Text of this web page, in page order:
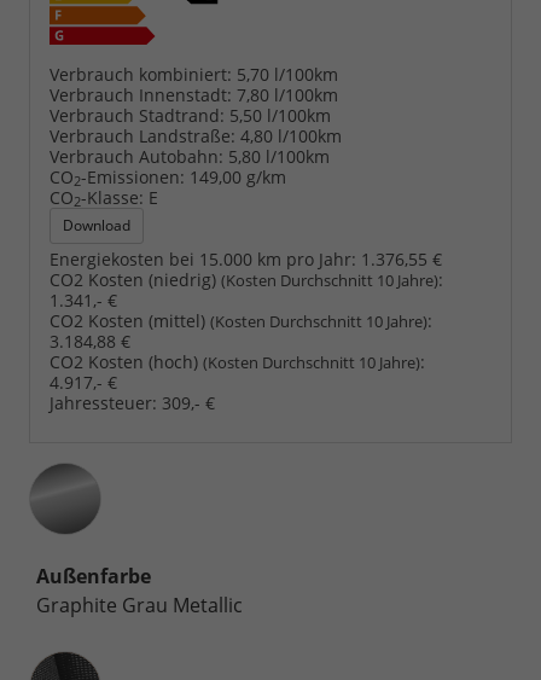
Verbrauch kombiniert: 5,70 l/100km
Verbrauch Innenstadt: 7,80 l/100km
Verbrauch Stadtrand: 5,50 l/100km
Verbrauch Landstraße: 4,80 l/100km
Verbrauch Autobahn: 5,80 l/100km
CO2-Emissionen: 149,00 g/km
CO2-Klasse: E
Download
Energiekosten bei 15.000 km pro Jahr: 1.376,55 €
CO2 Kosten (niedrig) (Kosten Durchschnitt 10 Jahre):
1.341,- €
CO2 Kosten (mittel) (Kosten Durchschnitt 10 Jahre):
3.184,88 €
CO2 Kosten (hoch) (Kosten Durchschnitt 10 Jahre):
4.917,- €
Jahressteuer: 309,- €
Außenfarbe
Graphite Grau Metallic
Innenausstattung